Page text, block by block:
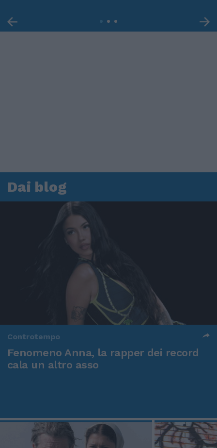
Dai blog
Controtempo
Fenomeno Anna, la rapper dei record
cala un altro asso